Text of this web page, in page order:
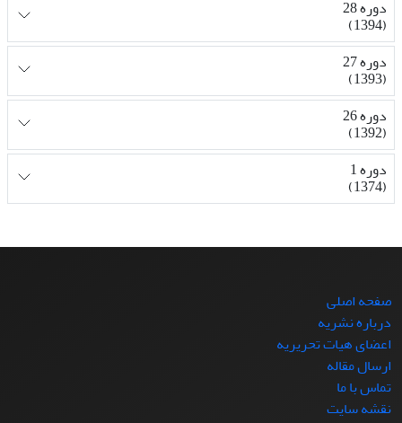
دوره 28
(1394)
دوره 27
(1393)
دوره 26
(1392)
دوره 1
(1374)
صفحه اصلی
درباره نشریه
اعضای هیات تحریریه
ارسال مقاله
تماس با ما
نقشه سایت